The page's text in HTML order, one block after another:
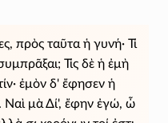
πρὸς ταῦτα ἡ γυνή· Τί
Τίς δὲ ἡ ἐμὴ
ἐμὸν δ' ἔφησεν ἡ
Ναὶ μὰ Δί', ἔφην ἐγώ, ὦ